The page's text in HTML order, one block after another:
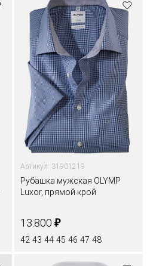
Артикул: 31901219
Рубашка мужская OLYMP
Luxor, прямой крой
13.800 ₽
42 43 44 45 46 47 48